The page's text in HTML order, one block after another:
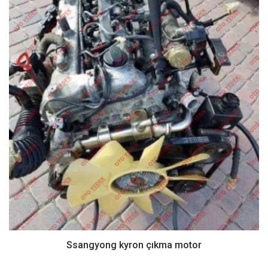
Ssangyong kyron çıkma motor